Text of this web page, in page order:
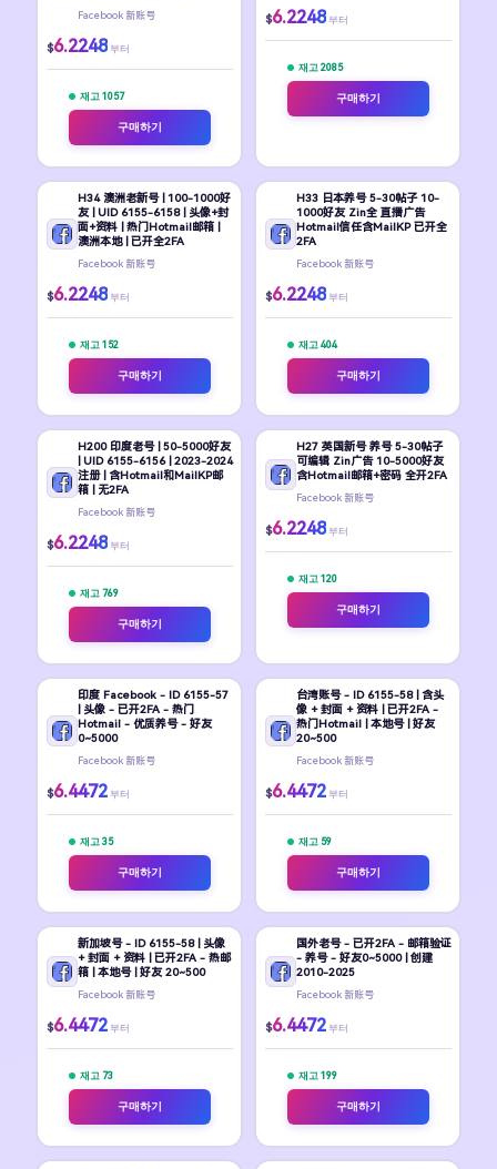
Facebook 新账号
$6.2248 부터
재고 1057
구매하기
$6.2248 부터
재고 2085
구매하기
H34 澳洲老新号 | 100-1000好
友 | UID 6155-6158 | 头像+封
面+资料 | 热门Hotmail邮箱 |
澳洲本地 | 已开全2FA
Facebook 新账号
$6.2248 부터
재고 152
구매하기
H33 日本养号 5-30帖子 10-
1000好友 Zin全 直播广告
Hotmail信任含MailKP 已开全
2FA
Facebook 新账号
$6.2248 부터
재고 404
구매하기
H200 印度老号 | 50-5000好友
| UID 6155-6156 | 2023-2024
注册 | 含Hotmail和MailKP邮
箱 | 无2FA
Facebook 新账号
$6.2248 부터
재고 769
구매하기
H27 英国新号 养号 5-30帖子
可编辑 Zin广告 10-5000好友
含Hotmail邮箱+密码 全开2FA
Facebook 新账号
$6.2248 부터
재고 120
구매하기
印度 Facebook - ID 6155-57
| 头像 - 已开2FA - 热门
Hotmail - 优质养号 - 好友
0~5000
Facebook 新账号
$6.4472 부터
재고 35
구매하기
台湾账号 - ID 6155-58 | 含头
像 + 封面 + 资料 | 已开2FA -
热门Hotmail | 本地号 | 好友
20~500
Facebook 新账号
$6.4472 부터
재고 59
구매하기
新加坡号 - ID 6155-58 | 头像
+ 封面 + 资料 | 已开2FA - 热邮
箱 | 本地号 | 好友 20~500
Facebook 新账号
$6.4472 부터
재고 73
구매하기
国外老号 - 已开2FA - 邮箱验证
- 养号 - 好友0~5000 | 创建
2010-2025
Facebook 新账号
$6.4472 부터
재고 199
구매하기